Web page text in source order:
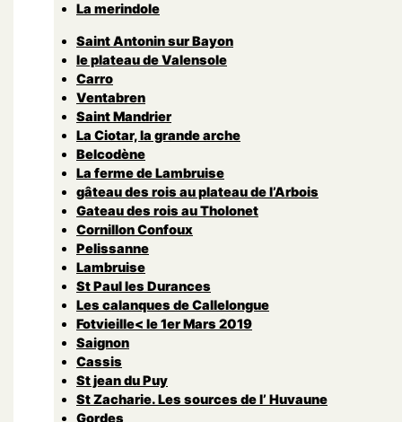
La merindole
Saint Antonin sur Bayon
le plateau de Valensole
Carro
Ventabren
Saint Mandrier
La Ciotar, la grande arche
Belcodène
La ferme de Lambruise
gâteau des rois au plateau de l’Arbois
Gateau des rois au Tholonet
Cornillon Confoux
Pelissanne
Lambruise
St Paul les Durances
Les calanques de Callelongue
Fotvieille< le 1er Mars 2019
Saignon
Cassis
St jean du Puy
St Zacharie. Les sources de l’ Huvaune
Gordes